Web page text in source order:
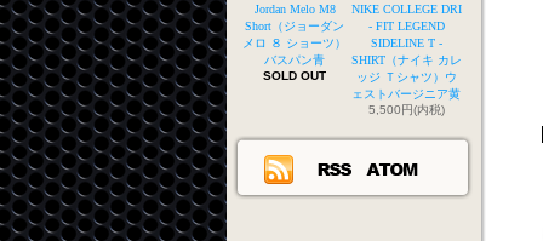
Jordan Melo M8
Short（ジョーダン
メロ ８ ショーツ）
バスパン青
SOLD OUT
NIKE COLLEGE DRI
- FIT LEGEND
SIDELINE T -
SHIRT（ナイキ カレ
ッジ Ｔシャツ）ウ
ェストバージニア黄
5,500円(内税)